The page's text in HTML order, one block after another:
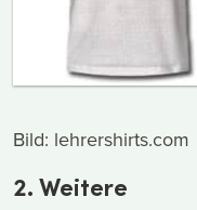
Bild: lehrershirts.com
2. Weitere